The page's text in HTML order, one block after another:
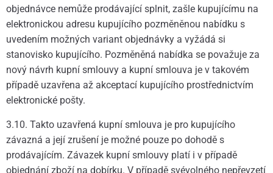
objednávce nemůže prodávající splnit, zašle kupujícímu na
elektronickou adresu kupujícího pozměněnou nabídku s
uvedením možných variant objednávky a vyžádá si
stanovisko kupujícího. Pozměněná nabídka se považuje za
nový návrh kupní smlouvy a kupní smlouva je v takovém
případě uzavřena až akceptací kupujícího prostřednictvím
elektronické pošty.
3.10. Takto uzavřená kupní smlouva je pro kupujícího
závazná a její zrušení je možné pouze po dohodě s
prodávajícím. Závazek kupní smlouvy platí i v případě
objednání zboží na dobírku. V případě svévolného nepřevzetí